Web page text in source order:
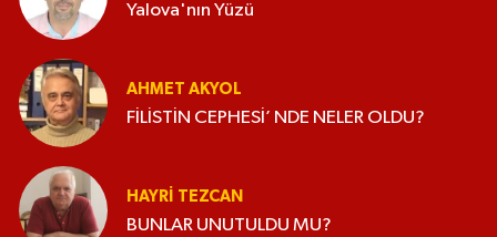
Yalova'nın Yüzü
AHMET AKYOL
FİLİSTİN CEPHESİ’ NDE NELER OLDU?
HAYRI TEZCAN
BUNLAR UNUTULDU MU?